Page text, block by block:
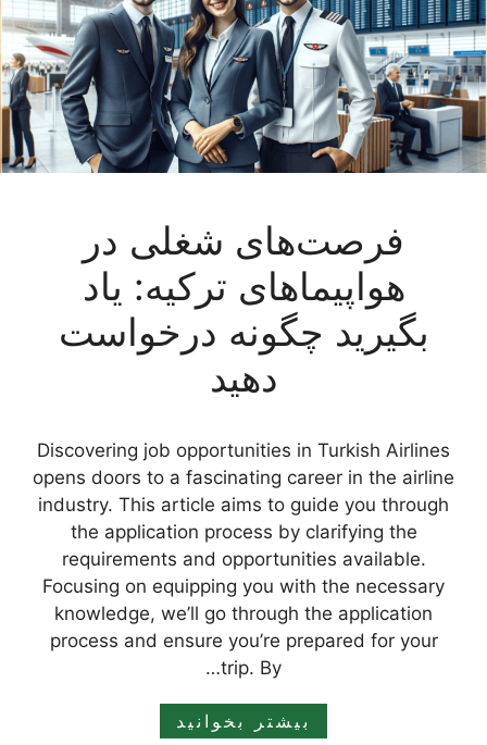
فرصت‌های شغلی در
هواپیماهای ترکیه: یاد
بگیرید چگونه درخواست
دهید
Discovering job opportunities in Turkish Airlines
opens doors to a fascinating career in the airline
industry. This article aims to guide you through
the application process by clarifying the
requirements and opportunities available.
Focusing on equipping you with the necessary
knowledge, we’ll go through the application
process and ensure you’re prepared for your
trip. By…
بیشتر بخوانید